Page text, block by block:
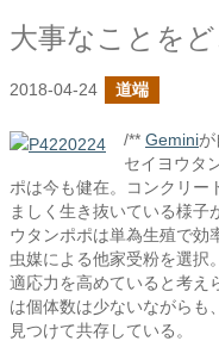
大事なことを
2018-04-24 道端
/** Gemini
セイヨウタ
ポは今も健在。コンクリー
ましく生き抜いている様子
ウタンポポは単為生殖で効
虫媒による他家受粉を選択
適応力を高めていると考え
は個体数は少ないながらも
見つけて共存している。